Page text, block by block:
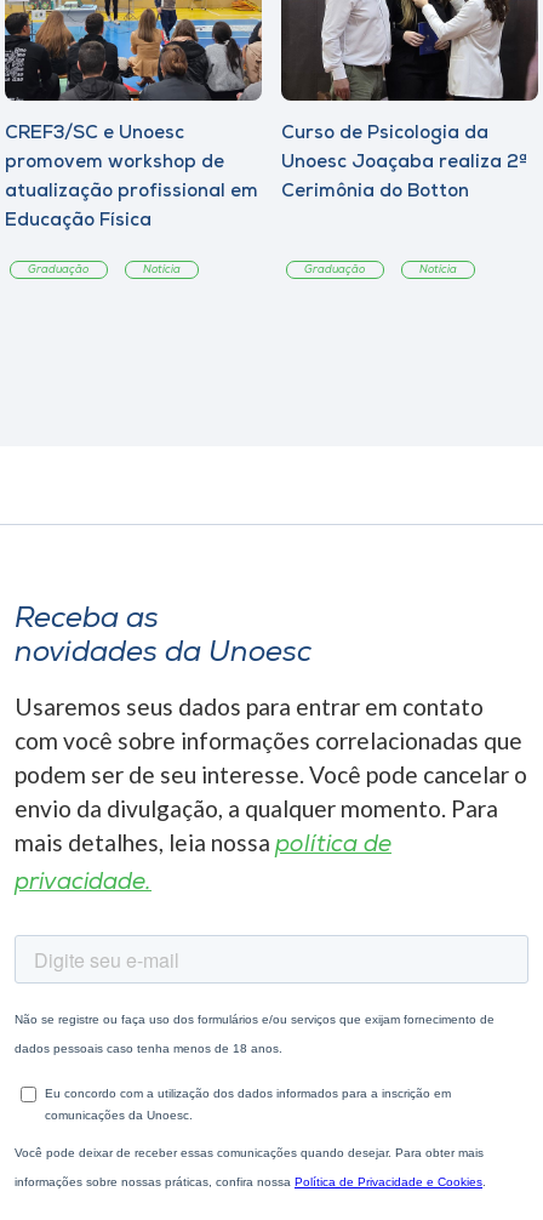
CREF3/SC e Unoesc
promovem workshop de
atualização profissional em
Educação Física
Graduação Notícia
Curso de Psicologia da
Unoesc Joaçaba realiza 2ª
Cerimônia do Botton
Graduação Notícia
Receba as
novidades da Unoesc
Usaremos seus dados para entrar em contato
com você sobre informações correlacionadas que
podem ser de seu interesse. Você pode cancelar o
envio da divulgação, a qualquer momento. Para
mais detalhes, leia nossa política de
privacidade.